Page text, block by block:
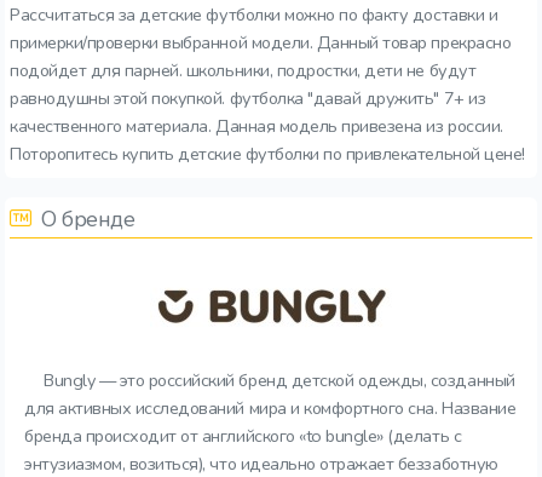
Рассчитаться за детские футболки можно по факту доставки и
примерки/проверки выбранной модели. Данный товар прекрасно
подойдет для парней. школьники, подростки, дети не будут
равнодушны этой покупкой. футболка "давай дружить" 7+ из
качественного материала. Данная модель привезена из россии.
Поторопитесь купить детские футболки по привлекательной цене!
О бренде
Bungly — это российский бренд детской одежды, созданный
для активных исследований мира и комфортного сна. Название
бренда происходит от английского «to bungle» (делать с
энтузиазмом, возиться), что идеально отражает беззаботную